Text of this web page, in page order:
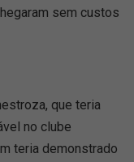
sem custos
que teria
no clube
teria demonstrado